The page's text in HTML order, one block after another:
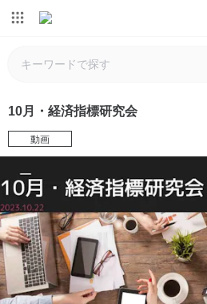
10月・経済指標研究会
動画